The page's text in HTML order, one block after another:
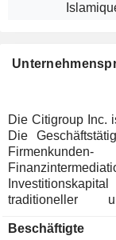
Die Citigroup Inc.
Die
Investitionskapital usw.; - Commercial
traditioneller
allem Private
Beschäftigte